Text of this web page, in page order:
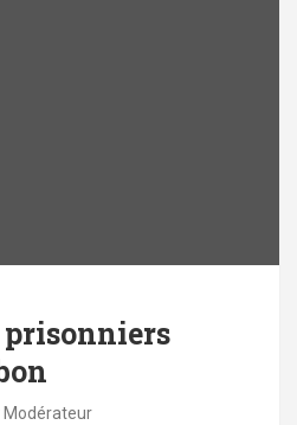
prisonniers
Modérateur